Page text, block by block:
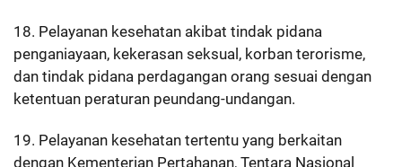
18. Pelayanan kesehatan akibat tindak pidana
penganiayaan, kekerasan seksual, korban terorisme,
dan tindak pidana perdagangan orang sesuai dengan
ketentuan peraturan peundang-undangan.
19. Pelayanan kesehatan tertentu yang berkaitan
dengan Kementerian Pertahanan, Tentara Nasional